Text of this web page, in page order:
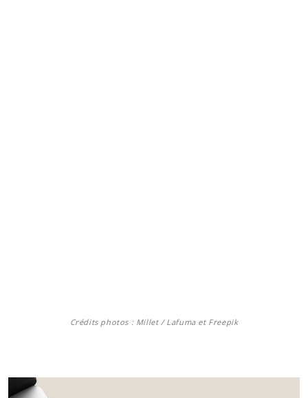
Crédits photos : Millet / Lafuma et Freepik